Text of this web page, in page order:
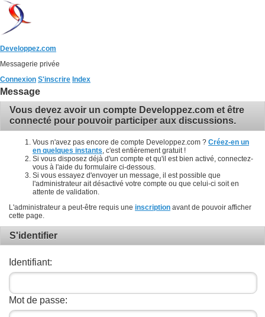
Developpez.com
Messagerie privée
Connexion S'inscrire Index
Message
Vous devez avoir un compte Developpez.com et être
connecté pour pouvoir participer aux discussions.
Vous n'avez pas encore de compte Developpez.com ? Créez-en un
en quelques instants , c'est entièrement gratuit !
Si vous disposez déjà d'un compte et qu'il est bien activé, connectez-
vous à l'aide du formulaire ci-dessous.
Si vous essayez d'envoyer un message, il est possible que
l'administrateur ait désactivé votre compte ou que celui-ci soit en
attente de validation.
L'administrateur a peut-être requis une inscription avant de pouvoir afficher
cette page.
S'identifier
Identifiant:
Mot de passe: